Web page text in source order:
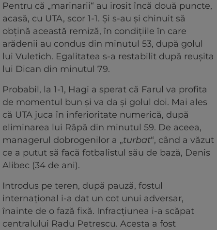
Pentru că „marinarii“ au irosit încă două puncte,
acasă, cu UTA, scor 1-1. Și s-au și chinuit să
obțină această remiză, în condițiile în care
arădenii au condus din minutul 53, după golul
lui Vuletich. Egalitatea s-a restabilit după reușita
lui Dican din minutul 79.
Probabil, la 1-1, Hagi a sperat că Farul va profita
de momentul bun și va da și golul doi. Mai ales
că UTA juca în inferioritate numerică, după
eliminarea lui Râpă din minutul 59. De aceea,
managerul dobrogenilor a „turbat“, când a văzut
ce a putut să facă fotbalistul său de bază, Denis
Alibec (34 de ani).
Introdus pe teren, după pauză, fostul
internațional i-a dat un cot unui adversar,
înainte de o fază fixă. Infracțiunea i-a scăpat
centralului Radu Petrescu. Acesta a fost